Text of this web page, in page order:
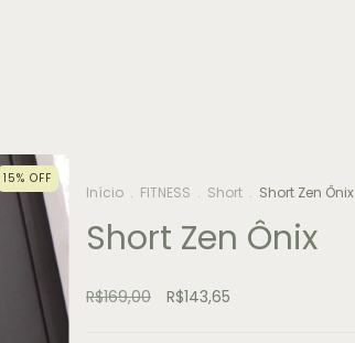
15% OFF
Início . FITNESS . Short . Short Zen Ônix
Short Zen Ônix
R$169,00 R$143,65